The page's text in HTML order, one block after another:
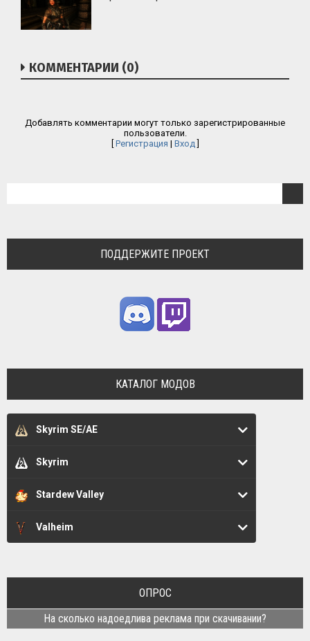
КОММЕНТАРИИ (0)
Добавлять комментарии могут только зарегистрированные
пользователи.
Регистрация | Вход]
ПОДДЕРЖИТЕ ПРОЕКТ
КАТАЛОГ МОДОВ
Skyrim SE/AE
Skyrim
Stardew Valley
Valheim
ОПРОС
На сколько надоедлива реклама при скачивании?